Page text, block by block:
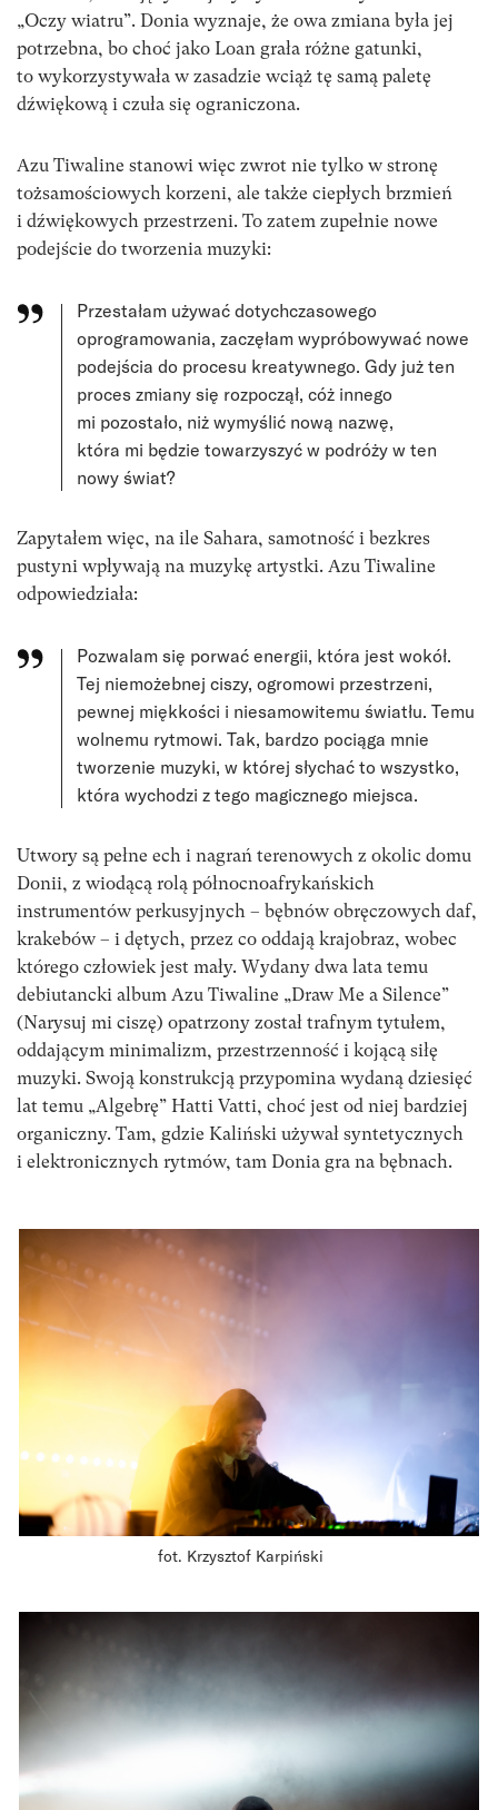
„Oczy wiatru”. Donia wyznaje, że owa zmiana była jej
potrzebna, bo choć jako Loan grała różne gatunki,
to wykorzystywała w zasadzie wciąż tę samą paletę
dźwiękową i czuła się ograniczona.
Azu Tiwaline stanowi więc zwrot nie tylko w stronę
tożsamościowych korzeni, ale także ciepłych brzmień
i dźwiękowych przestrzeni. To zatem zupełnie nowe
podejście do tworzenia muzyki:
Przestałam używać dotychczasowego
oprogramowania, zaczęłam wypróbowywać nowe
podejścia do procesu kreatywnego. Gdy już ten
proces zmiany się rozpoczął, cóż innego
mi pozostało, niż wymyślić nową nazwę,
która mi będzie towarzyszyć w podróży w ten
nowy świat?
Zapytałem więc, na ile Sahara, samotność i bezkres
pustyni wpływają na muzykę artystki. Azu Tiwaline
odpowiedziała:
Pozwalam się porwać energii, która jest wokół.
Tej niemożebnej ciszy, ogromowi przestrzeni,
pewnej miękkości i niesamowitemu światłu. Temu
wolnemu rytmowi. Tak, bardzo pociąga mnie
tworzenie muzyki, w której słychać to wszystko,
która wychodzi z tego magicznego miejsca.
Utwory są pełne ech i nagrań terenowych z okolic domu
Donii, z wiodącą rolą północnoafrykańskich
instrumentów perkusyjnych – bębnów obręczowych daf,
krakebów – i dętych, przez co oddają krajobraz, wobec
którego człowiek jest mały. Wydany dwa lata temu
debiutancki album Azu Tiwaline „Draw Me a Silence”
(Narysuj mi ciszę) opatrzony został trafnym tytułem,
oddającym minimalizm, przestrzenność i kojącą siłę
muzyki. Swoją konstrukcją przypomina wydaną dziesięć
lat temu „Algebrę” Hatti Vatti, choć jest od niej bardziej
organiczny. Tam, gdzie Kaliński używał syntetycznych
i elektronicznych rytmów, tam Donia gra na bębnach.
fot. Krzysztof Karpiński